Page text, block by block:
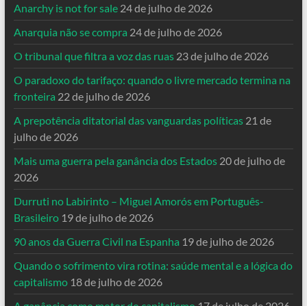
Anarchy is not for sale 24 de julho de 2026
Anarquia não se compra 24 de julho de 2026
O tribunal que filtra a voz das ruas 23 de julho de 2026
O paradoxo do tarifaço: quando o livre mercado termina na
fronteira 22 de julho de 2026
A prepotência ditatorial das vanguardas políticas 21 de
julho de 2026
Mais uma guerra pela ganância dos Estados 20 de julho de
2026
Durruti no Labirinto – Miguel Amorós em Português-
Brasileiro 19 de julho de 2026
90 anos da Guerra Civil na Espanha 19 de julho de 2026
Quando o sofrimento vira rotina: saúde mental e a lógica do
capitalismo 18 de julho de 2026